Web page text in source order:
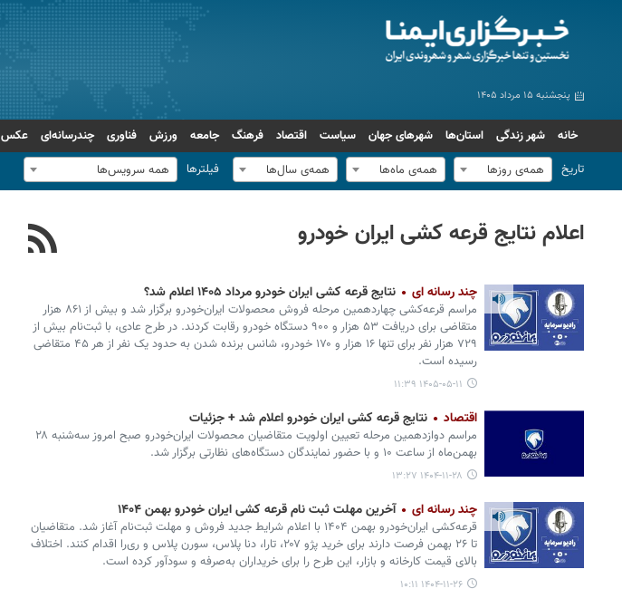
پنجشنبه ۱۵ مرداد ۱۴۰۵
خانه شهر زندگی استان‌ها شهرهای جهان سیاست اقتصاد فرهنگ جامعه ورزش فناوری چندرسانه‌ای عکس
تاریخ
همه‌ی روزها همه‌ی ماه‌ها همه‌ی سال‌ها فیلترها همه سرویس‌ها
اعلام نتایج قرعه کشی ایران خودرو
چند رسانه ای نتایج قرعه کشی ایران خودرو مرداد ۱۴۰۵ اعلام شد؟
مراسم قرعه‌کشی چهاردهمین مرحله فروش محصولات ایران‌خودرو برگزار شد و بیش از ۸۶۱ هزار
متقاضی برای دریافت ۵۳ هزار و ۹۰۰ دستگاه خودرو رقابت کردند. در طرح عادی، با ثبت‌نام بیش از
۷۲۹ هزار نفر برای تنها ۱۶ هزار و ۱۷۰ خودرو، شانس برنده شدن به حدود یک نفر از هر ۴۵ متقاضی
رسیده است.
۱۴۰۵-۰۵-۱۱ ۱۱:۳۹
اقتصاد نتایج قرعه کشی ایران خودرو اعلام شد + جزئیات
مراسم دوازدهمین مرحله تعیین اولویت متقاضیان محصولات ایران‌خودرو صبح امروز سه‌شنبه ۲۸
بهمن‌ماه از ساعت ۱۰ و با حضور نمایندگان دستگاه‌های نظارتی برگزار شد.
۱۴۰۴-۱۱-۲۸ ۱۳:۲۷
چند رسانه ای آخرین مهلت ثبت نام قرعه کشی ایران خودرو بهمن ۱۴۰۴
قرعه‌کشی ایران‌خودرو بهمن ۱۴۰۴ با اعلام شرایط جدید فروش و مهلت ثبت‌نام آغاز شد. متقاضیان
تا ۲۶ بهمن فرصت دارند برای خرید پژو ۲۰۷، تارا، دنا پلاس، سورن پلاس و ری‌را اقدام کنند. اختلاف
بالای قیمت کارخانه و بازار، این طرح را برای خریداران به‌صرفه و سودآور کرده است.
۱۴۰۴-۱۱-۲۶ ۱۰:۱۱